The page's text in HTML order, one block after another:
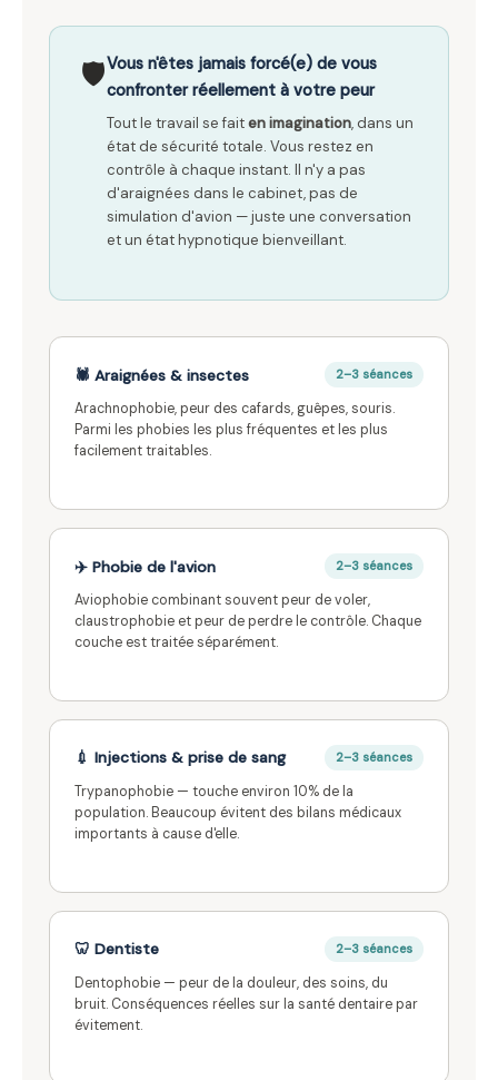
🛡️Vous n'êtes jamais forcé(e) de vous
confronter réellement à votre peur
Tout le travail se faiten imagination, dans un
état de sécurité totale. Vous restez en
contrôle à chaque instant. Il n'y a pas
d'araignées dans le cabinet, pas de
simulation d'avion — juste une conversation
et un état hypnotique bienveillant.
🕷️ Araignées & insectes 2–3 séances
Arachnophobie, peur des cafards, guêpes, souris.
Parmi les phobies les plus fréquentes et les plus
facilement traitables.
✈️ Phobie de l'avion 2–3 séances
Aviophobie combinant souvent peur de voler,
claustrophobie et peur de perdre le contrôle. Chaque
couche est traitée séparément.
💉 Injections & prise de sang 2–3 séances
Trypanophobie — touche environ 10% de la
population. Beaucoup évitent des bilans médicaux
importants à cause d'elle.
🦷 Dentiste 2–3 séances
Dentophobie — peur de la douleur, des soins, du
bruit. Conséquences réelles sur la santé dentaire par
évitement.